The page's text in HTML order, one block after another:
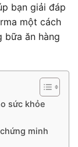
bạn giải đáp
một cách
bữa ăn hàng
sức khỏe
minh